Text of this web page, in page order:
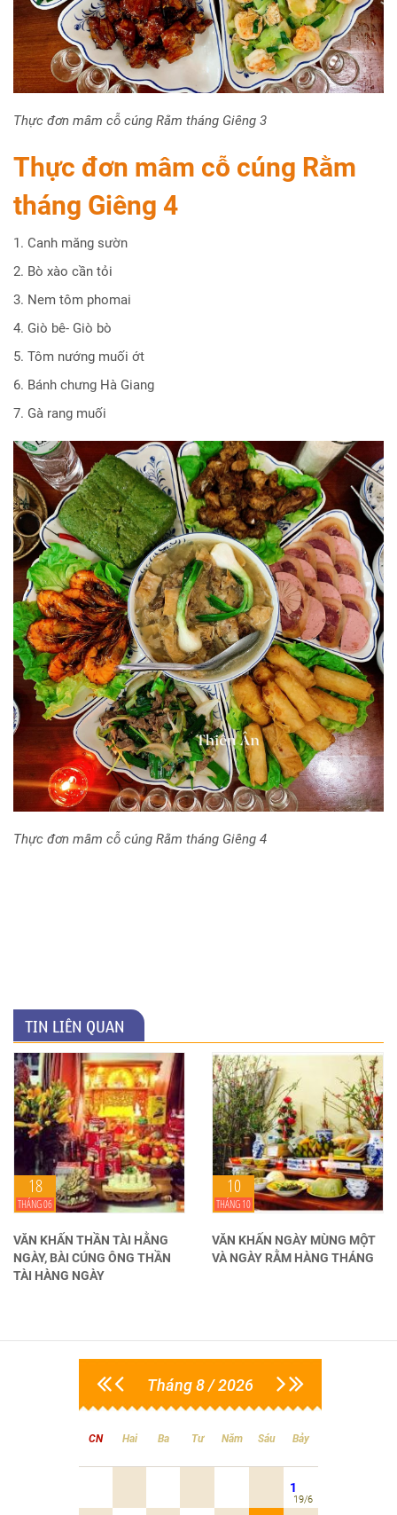
Thực đơn mâm cỗ cúng Rằm tháng Giêng 3
Thực đơn mâm cỗ cúng Rằm
tháng Giêng 4
1. Canh măng sườn
2. Bò xào cần tỏi
3. Nem tôm phomai
4. Giò bê- Giò bò
5. Tôm nướng muối ớt
6. Bánh chưng Hà Giang
7. Gà rang muối
Thực đơn mâm cỗ cúng Rằm tháng Giêng 4
TIN LIÊN QUAN
18
THÁNG 06
VĂN KHẤN THẦN TÀI HẰNG
NGÀY, BÀI CÚNG ÔNG THẦN
TÀI HÀNG NGÀY
10
THÁNG 10
VĂN KHẤN NGÀY MÙNG MỘT
VÀ NGÀY RẰM HÀNG THÁNG
Tháng 8 / 2026
CN Hai Ba Tư Năm Sáu Bảy
1
19/6